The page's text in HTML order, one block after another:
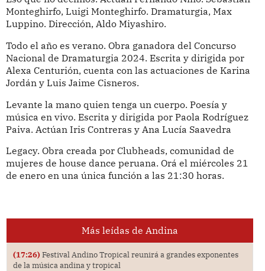
Monteghirfo, Luigi Monteghirfo. Dramaturgia, Max
Luppino. Dirección, Aldo Miyashiro.
Todo el año es verano. Obra ganadora del Concurso
Nacional de Dramaturgia 2024. Escrita y dirigida por
Alexa Centurión, cuenta con las actuaciones de Karina
Jordán y Luis Jaime Cisneros.
Levante la mano quien tenga un cuerpo. Poesía y
música en vivo. Escrita y dirigida por Paola Rodríguez
Paiva. Actúan Iris Contreras y Ana Lucía Saavedra
Legacy. Obra creada por Clubheads, comunidad de
mujeres de house dance peruana. Orá el miércoles 21
de enero en una única función a las 21:30 horas.
Más leídas de Andina
(17:26) Festival Andino Tropical reunirá a grandes exponentes
de la música andina y tropical